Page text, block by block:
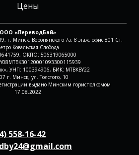
Цены
ООО «ПереводБай»
г. Минск, Воронянского 7а, 8 этаж, офис 801 Ст.
Ковальская Слобода
ОКПО: 506319065000
УНП: 100394906, БИК: MTBKBY22
г. Минск, ул. Толстого, 10
выдано Минским горисполкомом
17.08.2022
558-16-42